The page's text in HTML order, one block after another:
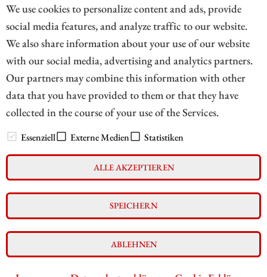
We use cookies to personalize content and ads, provide
social media features, and analyze traffic to our website.
We also share information about your use of our website
with our social media, advertising and analytics partners.
Our partners may combine this information with other
data that you have provided to them or that they have
collected in the course of your use of the Services.
Essenziell Externe Medien Statistiken
ALLE AKZEPTIEREN
SPEICHERN
ABLEHNEN
Analysten raten und für welche Anlegertypen die drei
Titel geeignet sind.
ZUM KOMMENTAR
// zukunftsbilanzen.de 2026
Impressum
Datenschutz
Interessenskonflikt & Risikohinweis
Nutzungsbedingungen